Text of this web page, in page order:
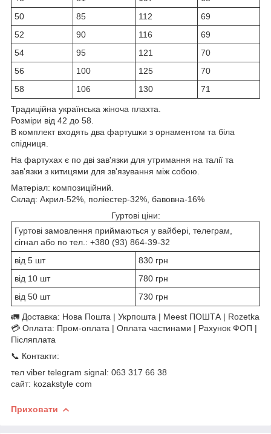
50
85 112
69
52
90 116
69
54
95 121
70
56
100 125
70
58
106 130 71
Традиційна українська жіноча плахта.
Розміри від 42 до 58.
В комплект входять два фартушки з орнаментом та біла
спідниця.
На фартухах є по дві зав'язки для утримання на талії та
зав'язки з китицями для зв'язування між собою.
Матеріал: композиційний.
Склад: Акрил-52%, поліестер-32%, бавовна-16%
Гуртові ціни:
Гуртові замовлення приймаються у вайбері, телеграм,
сігнал або по тел.: +380 (93) 864-39-32
від 5 шт
830 грн
від 10 шт
780 грн
від 50 шт
730 грн
🚛 Доставка: Нова Пошта | Укрпошта | Meest ПОШТА | Rozetka
💳 Оплата: Пром-оплата | Оплата частинами | Рахунок ФОП |
Післяплата
📞 Контакти:
тел viber telegram signal: 063 317 66 38
сайт: kozakstyle com
Приховати